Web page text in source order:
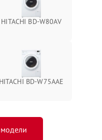
HITACHI BD-W80AV
HITACHI BD-W75AAE
модели